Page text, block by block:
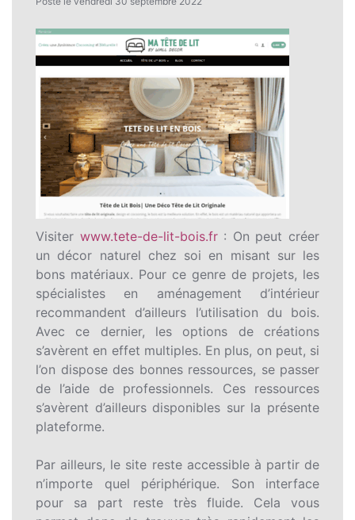
Visiter www.tete-de-lit-bois.fr: On peut créer
un décor naturel chez soi en misant sur les
bons matériaux. Pour ce genre de projets, les
spécialistes en aménagement d’intérieur
recommandent d’ailleurs l’utilisation du bois.
Avec ce dernier, les options de créations
s’avèrent en effet multiples. En plus, on peut, si
l’on dispose des bonnes ressources, se passer
de l’aide de professionnels. Ces ressources
s’avèrent d’ailleurs disponibles sur la présente
plateforme.
Par ailleurs, le site reste accessible à partir de
n’importe quel périphérique. Son interface
pour sa part reste très fluide. Cela vous